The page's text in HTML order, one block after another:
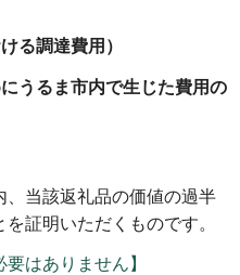
る調達費用）
うるま市内で生じた費用の
当該返礼品の価値の過半
証明いただくものです。
はありません】